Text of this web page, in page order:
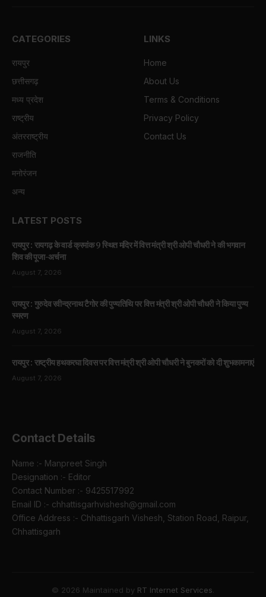
CATEGORIES
रायपुर
छत्तीसगढ़
मध्य प्रदेश
राष्ट्रीय
अंतरराष्ट्रीय
राजनीति
मनोरंजन
अन्य
LINKS
Home
About Us
Terms & Conditions
Privacy Policy
Contact Us
LATEST POSTS
रायपुर : रायगढ़ के वार्ड क्रमांक 9 स्थित मंदिर में वित्त मंत्री श्री ओपी चौधरी ने की भगवान
शिव की पूजा-अर्चना
August 7, 2026
रायपुर : गुरुदेव रवीन्द्रनाथ टैगोर की पुण्यतिथि पर वित्त मंत्री श्री ओपी चौधरी ने किया पुण्य
स्मरण
August 7, 2026
रायपुर : राष्ट्रीय हथकरघा दिवस पर वित्त मंत्री श्री ओपी चौधरी ने बुनकरों को दी शुभकामनाएं
August 7, 2026
Contact Details
Name :- Manpreet Singh
Designation :- Editor
Contact Number :- 9425517992
Email ID :- chhattisgarhvishesh@gmail.com
Office Address :- Chhattisgarh Vishesh, Station Road, Raipur,
Chhattisgarh
© 2026 Maintained by RT Internet Services.